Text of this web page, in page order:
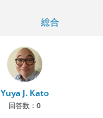
総合
Yuya J. Kato
回答数： 0